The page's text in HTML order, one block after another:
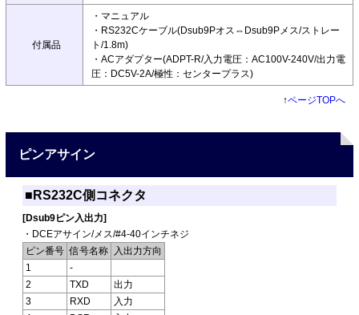
付属品
・マニュアル
・RS232Cケーブル(Dsub9Pオス⇔Dsub9Pメス/ストレー
ト/1.8m)
・ACアダプター(ADPT-R/入力電圧：AC100V-240V/出力電
圧：DC5V-2A/極性：センタープラス)
↑ページTOPへ
ピンアサイン
■RS232C側コネクタ
[Dsub9ピン入出力]
・DCEアサイン/メス/#4-40インチネジ
ピン番号 信号名称
入出力方向
1
-
2
TXD
出力
3
RXD
入力